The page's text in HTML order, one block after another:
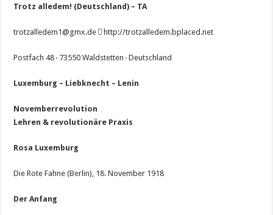
Trotz alledem! (Deutschland) – TA
trotzalledem1@gmx.de  http://trotzalledem.bplaced.net
Postfach 48· 73550 Waldstetten· Deutschland
Luxemburg – Liebknecht – Lenin
Novemberrevolution
Lehren & revolutionäre Praxis
Rosa Luxemburg
Die Rote Fahne (Berlin), 18. November 1918
Der Anfang